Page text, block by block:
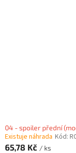
04 - spoiler přední
Existuje náhrada Kód:
65,78 Kč / ks